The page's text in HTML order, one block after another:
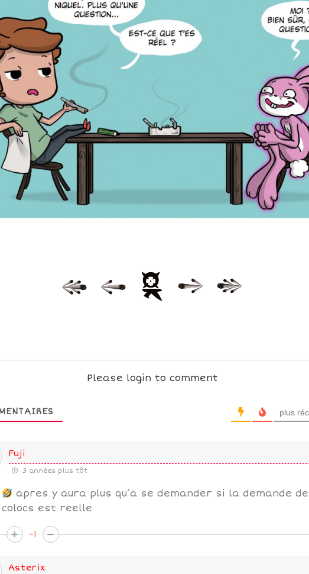
Please login to comment
plus
Fuji
3 années plus tôt
apres y aura plus qu’a se demander si la demande de
colocs est reelle
-1
Asterix